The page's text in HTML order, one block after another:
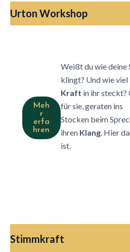
Urton Workshop
Meh
r
erfa
hren
Weißt du wie deine
klingt? Und wie viel
Kraft in ihr steckt?
für sie, geraten ins
Stocken beim
ihren Klang. Hier
ist.
Stimmkraft